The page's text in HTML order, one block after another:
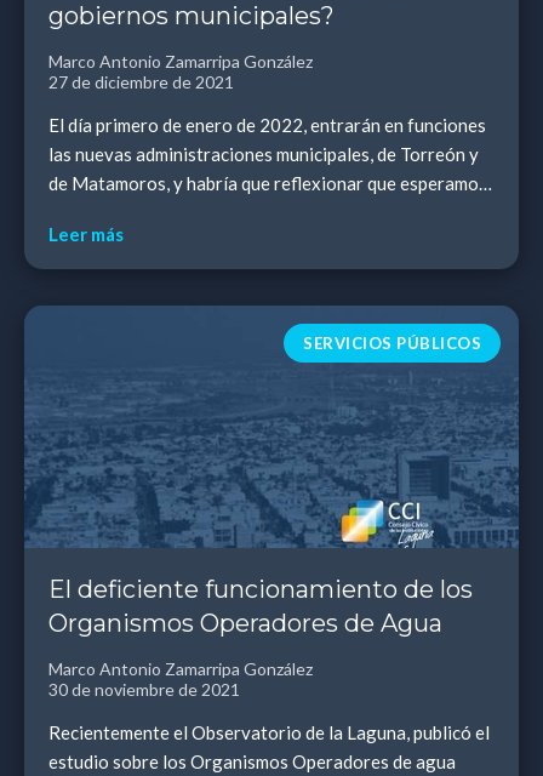
gobiernos municipales?
Marco Antonio Zamarripa González
27 de diciembre de 2021
El día primero de enero de 2022, entrarán en funciones
las nuevas administraciones municipales, de Torreón y
de Matamoros, y habría que reflexionar que esperamos
Leer más
SERVICIOS PÚBLICOS
El deficiente funcionamiento de los
Organismos Operadores de Agua
Marco Antonio Zamarripa González
30 de noviembre de 2021
Recientemente el Observatorio de la Laguna, publicó el
estudio sobre los Organismos Operadores de agua